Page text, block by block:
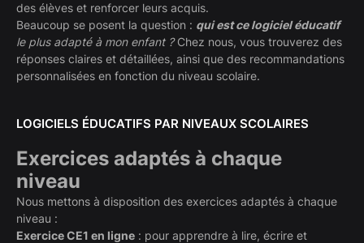
des élèves et renforcer leurs acquis.
Beaucoup se posent la question : qui est ce logiciel éducatif
le plus adapté à mon enfant ?Chez nous, vous trouverez des
réponses claires et détaillées, ainsi que des recommandations
personnalisées en fonction du niveau scolaire.
LOGICIELS ÉDUCATIFS PAR NIVEAUX SCOLAIRES
Exercices adaptés à chaque
niveau
Nous mettons à disposition des exercices adaptés à chaque
niveau :
Exercice CE1 en ligne : pour apprendre à lire, écrire et